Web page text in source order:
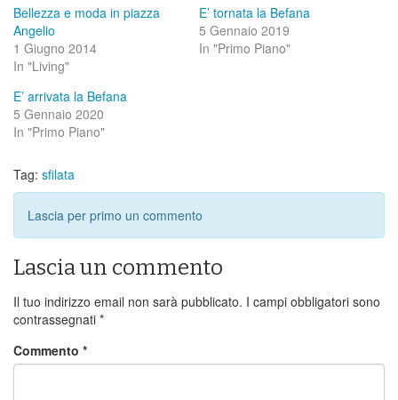
Bellezza e moda in piazza
Angelio
1 Giugno 2014
In "Living"
E’ tornata la Befana
5 Gennaio 2019
In "Primo Piano"
E’ arrivata la Befana
5 Gennaio 2020
In "Primo Piano"
Tag: sfilata
Lascia per primo un commento
Lascia un commento
Il tuo indirizzo email non sarà pubblicato. I campi obbligatori sono
contrassegnati *
Commento *